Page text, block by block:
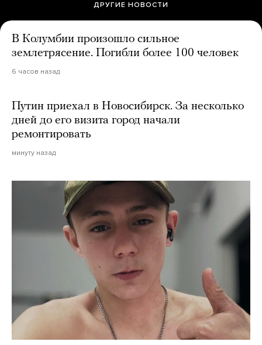
ДРУГИЕ НОВОСТИ
В Колумбии произошло сильное
землетрясение. Погибли более 100 человек
6 часов назад
Путин приехал в Новосибирск. За несколько
дней до его визита город начали
ремонтировать
минуту назад